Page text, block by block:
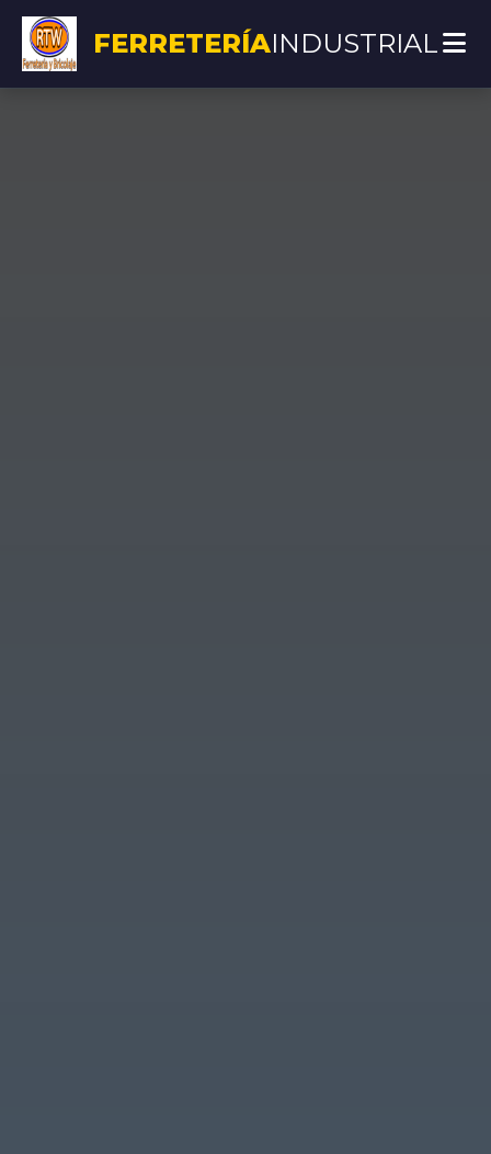
FERRETERÍAINDUSTRIAL